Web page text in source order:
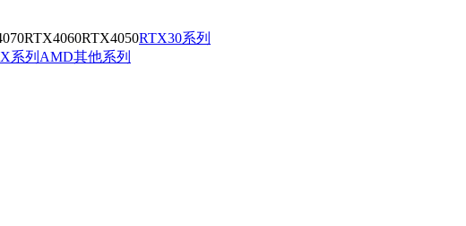
RTX4060RTX4050RTX30系列
系列 AMD其他系列